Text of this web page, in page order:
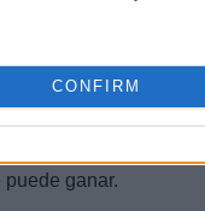
CONFIRM
y alto contenido
el agua, aceleraría
haber llegado a un
ganar.